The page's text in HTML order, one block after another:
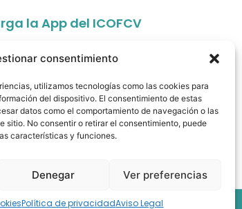
consentimiento
utilizamos tecnologías como las cookies para
del dispositivo. El consentimiento de estas
datos como el comportamiento de navegación o las
sitio. No consentir o retirar el consentimiento, puede
características y funciones.
Denegar Ver preferencias
Política de privacidadAviso Legal
la App del ICOFCV